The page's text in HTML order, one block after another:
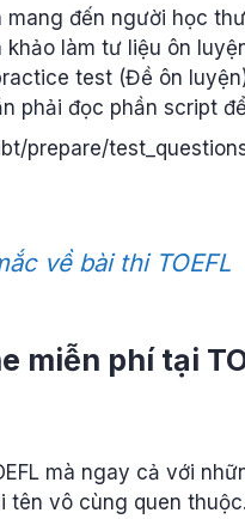
đến người học
làm tư liệu ôn
test (Đề ôn
phải đọc phần script
prepare/
về bài thi TOEFL
miễn phí tại
mà ngay cả với
tên vô cùng quen